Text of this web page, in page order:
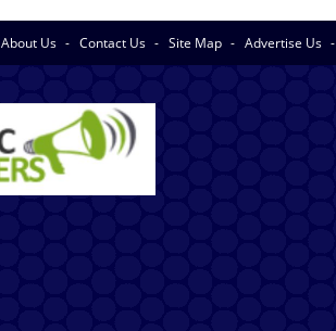
About Us Contact Us Site Map Advertise Us